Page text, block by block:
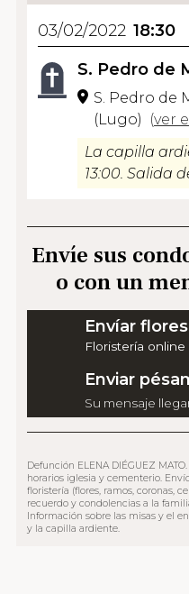
03/02/2022 18:30
S. Pedro de
S. Pedro de
(Lugo)
(ver
La capilla
13:00. Salida
Envíe sus
o con un
Envíar flores
Floristería
Enviar
Su mensaje
Defunción ELENA DIÉGUEZ
horarios iglesia y cementerio.
floristería (flores, ramos, coronas,
recuerdo y condolencias a la
Información sobre las misas y el
y la capilla ardiente.